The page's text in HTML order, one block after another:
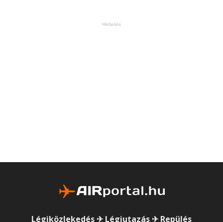
Hirdetés
Légiközlekedés ✈ Légiutazás ✈ Repülés